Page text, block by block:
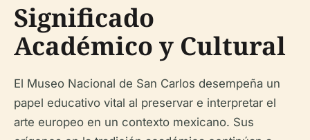
Significado
Académico y Cultural
El Museo Nacional de San Carlos desempeña un
papel educativo vital al preservar e interpretar el
arte europeo en un contexto mexicano. Sus